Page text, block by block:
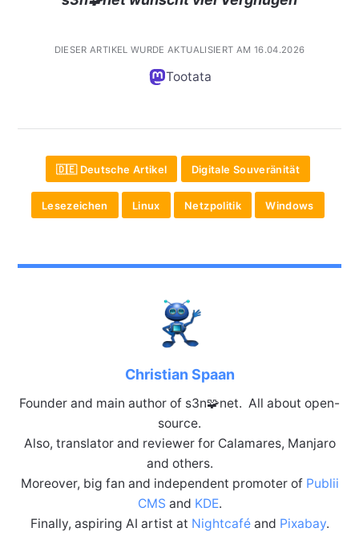
DIESER ARTIKEL WURDE AKTUALISIERT AM 16.04.2026
Tootata
🇩🇪 Deutsche Artikel Digitale Souveränität
Lesezeichen Linux Netzpolitik Windows
Christian Spaan
Founder and main author of s3n🧩net. All about open-
source.
Also, translator and reviewer for Calamares, Manjaro
and others.
Moreover, big fan and independent promoter of Publii
CMS and KDE.
Finally, aspiring AI artist at Nightcaféand Pixabay.